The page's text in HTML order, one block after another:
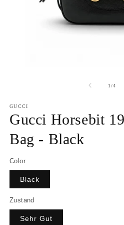
1/of
4
GUCCI
Gucci Horsebit
Bag - Black
Color
Black
Zustand
Sehr Gut